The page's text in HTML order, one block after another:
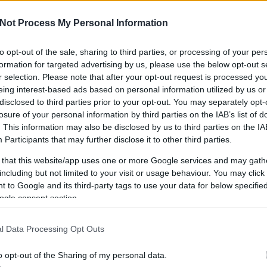
Process My Personal Information
opt-out of the sale, sharing to third parties, or processing of your
for targeted advertising by us, please use the below opt-out
selection. Please note that after your opt-out request is processed
interest-based ads based on personal information utilized by us
to third parties prior to your opt-out. You may separately
of your personal information by third parties on the IAB’s list of
This information may also be disclosed by us to third parties on the
Participants that may further disclose it to other third parties.
that this website/app uses one or more Google services and may
but not limited to your visit or usage behaviour. You may
to Google and its third-party tags to use your data for below
consent section.
Data Processing Opt Outs
opt-out of the Sharing of my personal data.
GYEREKKEL SZOKNYÁBAN
KÜLDJ FOTÓT
MINDEN, AMIT A BICIKLIZÉSRŐL